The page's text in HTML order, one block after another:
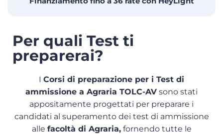
Per quali Test ti
preparerai?
I Corsi di preparazione per i Test di
ammissione a Agraria TOLC-AV sono stati
appositamente progettati per preparare i
candidati al superamento dei test di ammissione
alle facoltà di Agraria,fornendo tutte le